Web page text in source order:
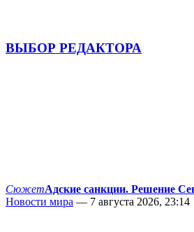
ВЫБОР РЕДАКТОРА
СюжетАдские санкции. Решение
Новости мира — 7 августа 2026, 23:14